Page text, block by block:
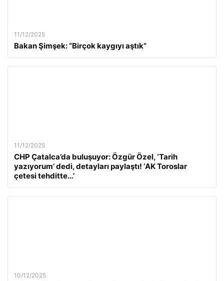
11/12/2025
Bakan Şimşek: “Birçok kaygıyı aştık”
11/12/2025
CHP Çatalca’da buluşuyor: Özgür Özel, ‘Tarih
yazıyorum’ dedi, detayları paylaştı! ‘AK Toroslar
çetesi tehditte…’
10/12/2025